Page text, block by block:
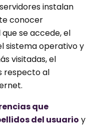
instalan
conocer
se accede, el
sistema operativo y
visitadas, el
respecto al
que
del usuario y